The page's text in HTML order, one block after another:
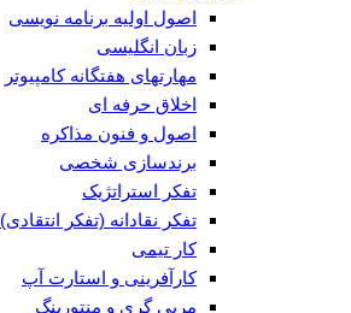
اصول اولیه برنامه نویسی
زبان انگلیسی
مهارتهای هفتگانه کامپیوتر
اخلاق حرفه ای
اصول و فنون مذاکره
برندسازی شخصی
تفکر استراتژیک
تفکر نقادانه (تفکر انتقادی)
کار تیمی
کارآفرینی و استارت آپ
مربی گری و منتورینگ